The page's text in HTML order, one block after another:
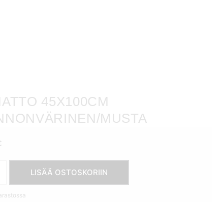
45X100CM
MUSTA
musta
LISÄÄ OSTOSKORIIN